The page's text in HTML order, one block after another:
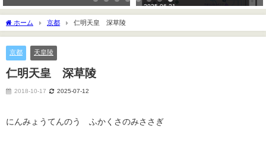
2025-06-21
ホーム 京都 仁明天皇 深草陵
京都 天皇陵
仁明天皇 深草陵
2018-10-17 2025-07-12
にんみょうてんのう ふかくさのみささぎ